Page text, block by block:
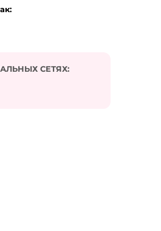
на комментарии по e-mail
СЕТЯХ: